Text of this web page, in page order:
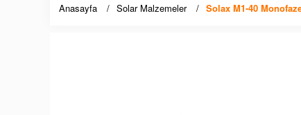
Anasayfa Solar Malzemeler Solax M1-40